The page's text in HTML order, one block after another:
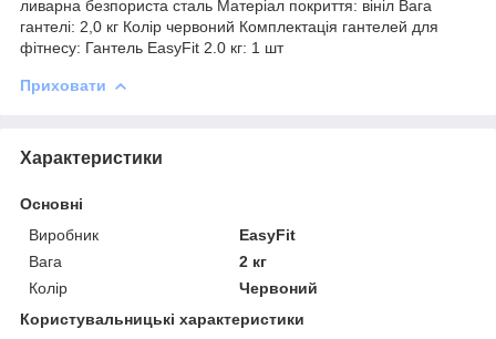
ливарна безпориста сталь Матеріал покриття: вініл Вага
гантелі: 2,0 кг Колір червоний Комплектація гантелей для
фітнесу: Гантель EasyFit 2.0 кг: 1 шт
Приховати
Характеристики
Основні
Виробник
EasyFit
Вага
2 кг
Колір
Червоний
Користувальницькі характеристики